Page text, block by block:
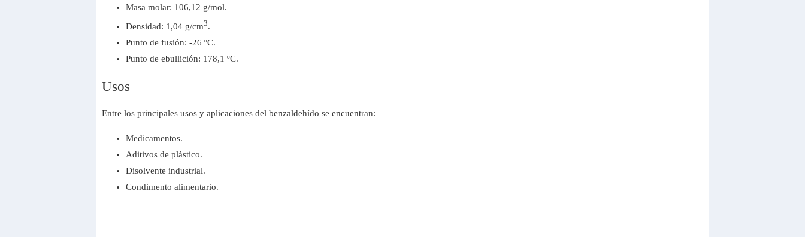
Masa molar: 106,12 g/mol.
Densidad: 1,04 g/cm3.
Punto de fusión: -26 ºC.
Punto de ebullición: 178,1 ºC.
Usos
Entre los principales usos y aplicaciones del benzaldehído se encuentran:
Medicamentos.
Aditivos de plástico.
Disolvente industrial.
Condimento alimentario.